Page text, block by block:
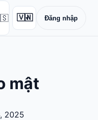
🇻🇳
▾ Đăng nhập
mật
2025